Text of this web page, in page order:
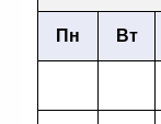
Пн Вт